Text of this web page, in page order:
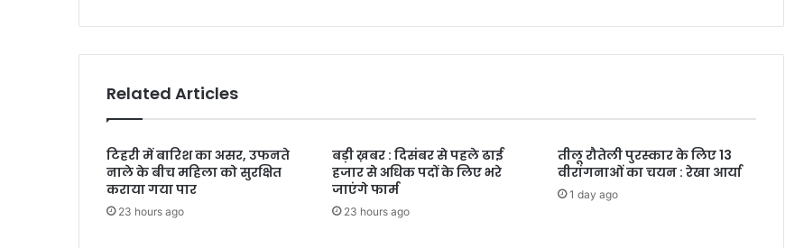
Related Articles
टिहरी में बारिश का असर, उफनते
नाले के बीच महिला को सुरक्षित
कराया गया पार
23 hours ago
बड़ी ख़बर : दिसंबर से पहले ढाई
हजार से अधिक पदों के लिए भरे
जाएंगे फार्म
23 hours ago
तीलू रौतेली पुरस्कार के लिए 13
वीरांगनाओं का चयन : रेखा आर्या
1 day ago